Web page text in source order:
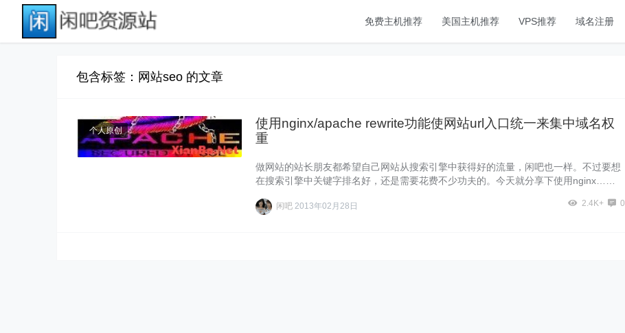
免费主机推荐 美国主机推荐 VPS推荐 域名注册
包含标签：网站seo 的文章
个人原创
使用nginx/apache rewrite功能使网站url入口统一来集中域名权
重
做网站的站长朋友都希望自己网站从搜索引擎中获得好的流量，闲吧也一样。不过要想
在搜索引擎中关键字排名好，还是需要花费不少功夫的。今天就分享下使用nginx……
闲吧 2013年02月28日 2.4K+ 0